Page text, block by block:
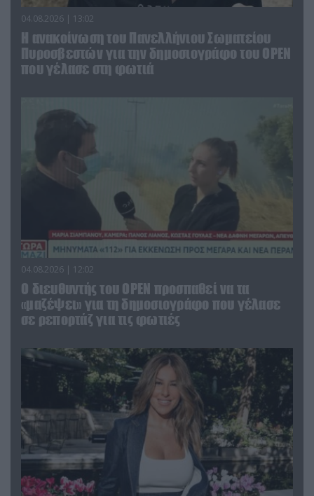
04.08.2026 | 13:02
Η ανακοίνωση του Πανελλήνιου Σωματείου
Πυροσβεστών για την δημοσιογράφο του OPEN
που γέλασε στη φωτιά
04.08.2026 | 12:02
O διευθυντής του OPEN προσπαθεί να τα
«μαζέψει» για τη δημοσιογράφο που γέλασε
σε ρεπορτάζ για τις φωτιές